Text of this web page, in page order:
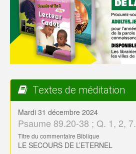
Textes de méditation
Mardi 31 décembre 2024
Psaume 89.20-38 ; Q. 1, 2, 7.
Titre du commentaire Biblique
LE SECOURS DE L’ETERNEL